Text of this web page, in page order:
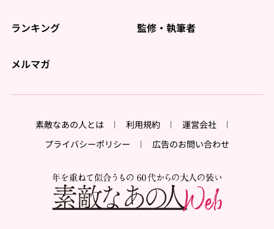
ランキング 監修・執筆者
メルマガ
素敵なあの人とは 利用規約
運営会社
プライバシーポリシー
広告のお問い合わせ